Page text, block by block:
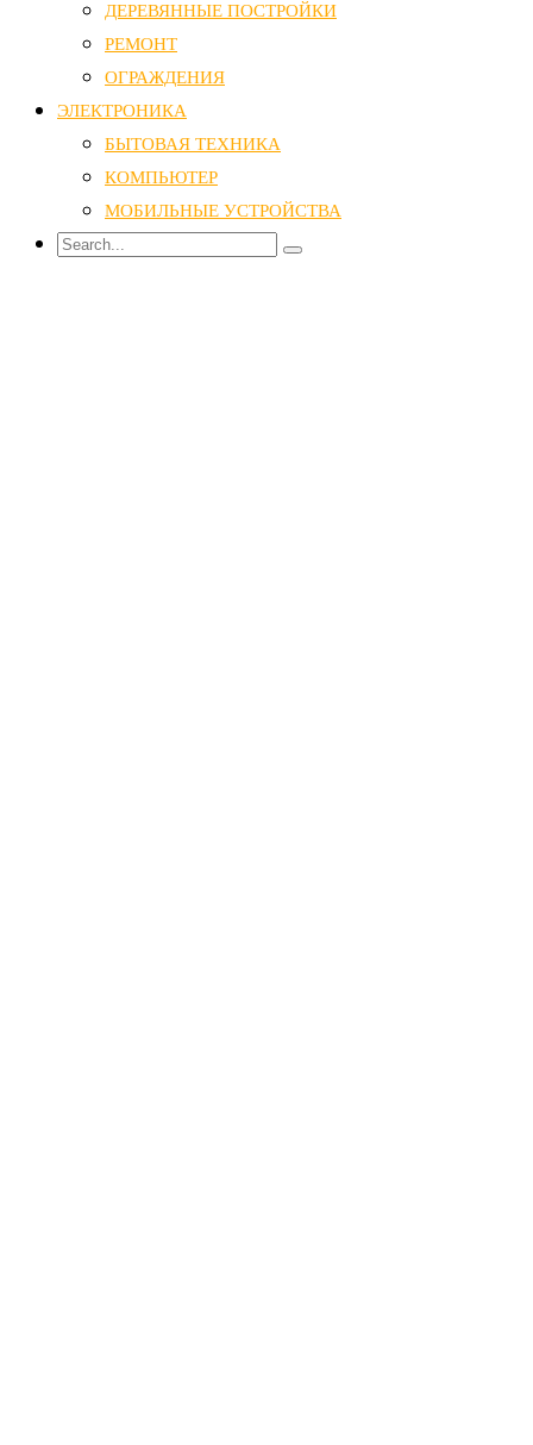
ДЕРЕВЯННЫЕ ПОСТРОЙКИ
РЕМОНТ
ОГРАЖДЕНИЯ
ЭЛЕКТРОНИКА
БЫТОВАЯ ТЕХНИКА
КОМПЬЮТЕР
МОБИЛЬНЫЕ УСТРОЙСТВА